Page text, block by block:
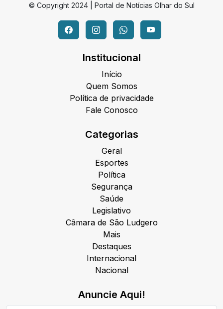
© Copyright 2024 | Portal de Notícias Olhar do Sul
Institucional
Início
Quem Somos
Política de privacidade
Fale Conosco
Categorias
Geral
Esportes
Política
Segurança
Saúde
Legislativo
Câmara de São Ludgero
Mais
Destaques
Internacional
Nacional
Anuncie Aqui!